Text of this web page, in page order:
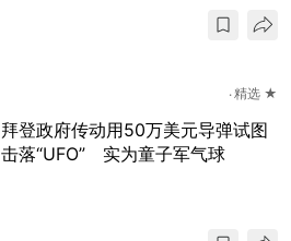
精选 ★
拜登政府传动用50万美元导弹试图
击落“UFO” 实为童子军气球